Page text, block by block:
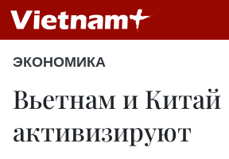
ЭКОНОМИКА
Вьетнам и Китай
активизируют